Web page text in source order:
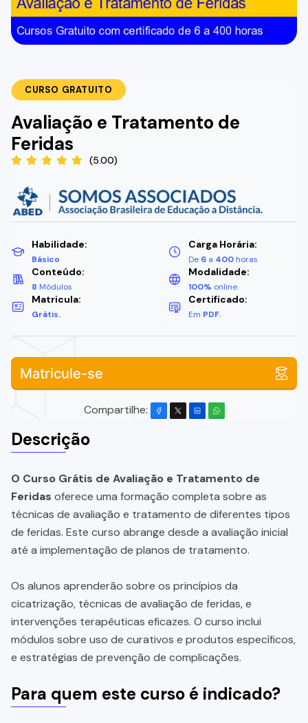
CURSO GRATUITO
Avaliação e Tratamento de
Feridas
(5.00)
Habilidade:
Básico
Carga Horária:
De 6 a 400 horas
Conteúdo:
8 Módulos
Modalidade:
100% online.
Matricula:
Grátis.
Certificado:
Em PDF.
Matricule-se
Compartilhe:
Descrição
O Curso Grátis de Avaliação e Tratamento de
Feridas oferece uma formação completa sobre as
técnicas de avaliação e tratamento de diferentes tipos
de feridas. Este curso abrange desde a avaliação inicial
até a implementação de planos de tratamento.
Os alunos aprenderão sobre os princípios da
cicatrização, técnicas de avaliação de feridas, e
intervenções terapêuticas eficazes. O curso inclui
módulos sobre uso de curativos e produtos específicos,
e estratégias de prevenção de complicações.
Para quem este curso é indicado?